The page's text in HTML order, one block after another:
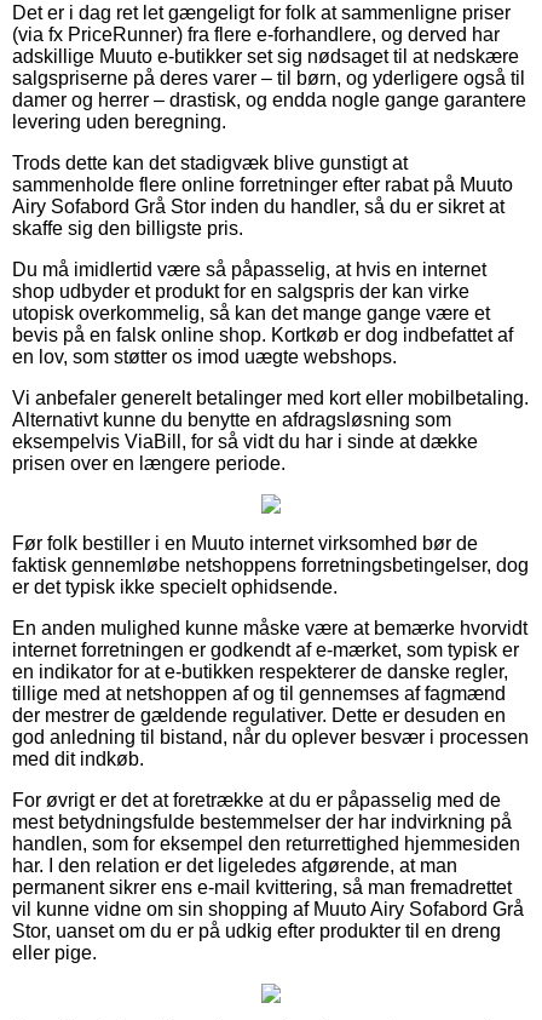
Det er i dag ret let gængeligt for folk at sammenligne priser
(via fx PriceRunner) fra flere e-forhandlere, og derved har
adskillige Muuto e-butikker set sig nødsaget til at nedskære
salgspriserne på deres varer – til børn, og yderligere også til
damer og herrer – drastisk, og endda nogle gange garantere
levering uden beregning.
Trods dette kan det stadigvæk blive gunstigt at
sammenholde flere online forretninger efter rabat på Muuto
Airy Sofabord Grå Stor inden du handler, så du er sikret at
skaffe sig den billigste pris.
Du må imidlertid være så påpasselig, at hvis en internet
shop udbyder et produkt for en salgspris der kan virke
utopisk overkommelig, så kan det mange gange være et
bevis på en falsk online shop. Kortkøb er dog indbefattet af
en lov, som støtter os imod uægte webshops.
Vi anbefaler generelt betalinger med kort eller mobilbetaling.
Alternativt kunne du benytte en afdragsløsning som
eksempelvis ViaBill, for så vidt du har i sinde at dække
prisen over en længere periode.
Før folk bestiller i en Muuto internet virksomhed bør de
faktisk gennemløbe netshoppens forretningsbetingelser, dog
er det typisk ikke specielt ophidsende.
En anden mulighed kunne måske være at bemærke hvorvidt
internet forretningen er godkendt af e-mærket, som typisk er
en indikator for at e-butikken respekterer de danske regler,
tillige med at netshoppen af og til gennemses af fagmænd
der mestrer de gældende regulativer. Dette er desuden en
god anledning til bistand, når du oplever besvær i processen
med dit indkøb.
For øvrigt er det at foretrække at du er påpasselig med de
mest betydningsfulde bestemmelser der har indvirkning på
handlen, som for eksempel den returrettighed hjemmesiden
har. I den relation er det ligeledes afgørende, at man
permanent sikrer ens e-mail kvittering, så man fremadrettet
vil kunne vidne om sin shopping af Muuto Airy Sofabord Grå
Stor, uanset om du er på udkig efter produkter til en dreng
eller pige.